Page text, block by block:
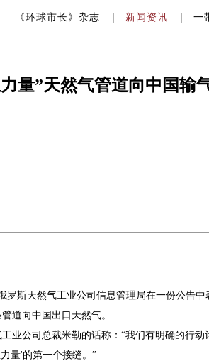
《环球市长》杂志 新闻资讯 一
量”天然气管道向中国输
罗斯天然气工业公司信息管理局在一份公告中
道向中国出口天然气。
公司总裁米勒的话称： “我们有明确的行动
量'的第一个接缝。 ”